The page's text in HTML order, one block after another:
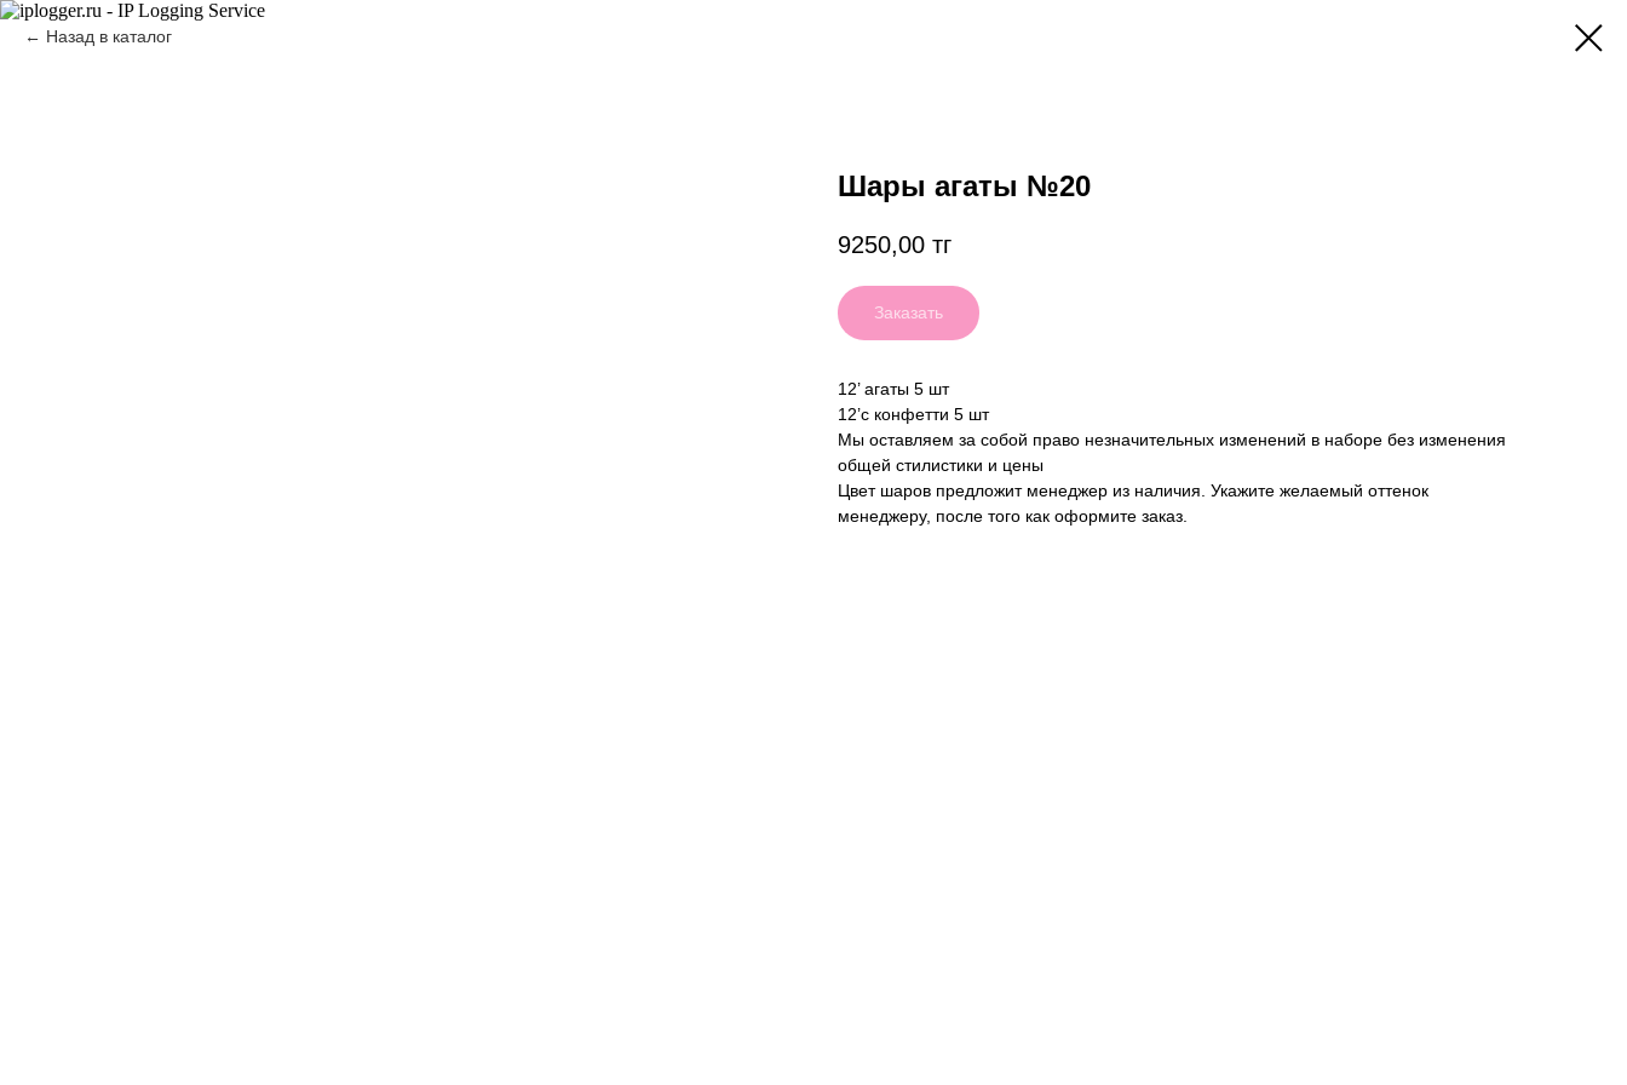
Назад в каталог
Шары агаты №20
9250,00 тг
Заказать
12’ агаты 5 шт
12’с конфетти 5 шт
Мы оставляем за собой право незначительных изменений в наборе без изменения
общей стилистики и цены
Цвет шаров предложит менеджер из наличия. Укажите желаемый оттенок
менеджеру, после того как оформите заказ.